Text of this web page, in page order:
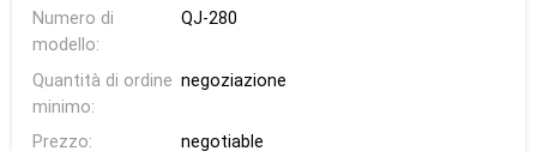
Numero di
modello:
QJ-280
Quantità di ordine
minimo:
negoziazione
Prezzo:
negotiable